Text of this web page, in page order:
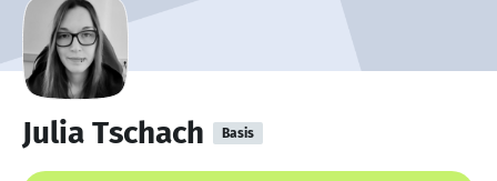
Julia Tschach Basis